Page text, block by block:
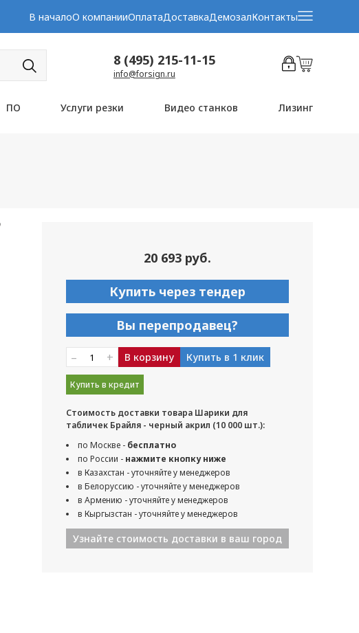
В началоО компанииОплатаДоставкаДемозалКонтакты
8 (495) 215-11-15
info@forsign.ru
ПО Услуги резки Видео станков Лизинг
20 693 руб.
Купить через тендер
Вы перепродавец?
– + В корзину Купить в 1 клик
Купить в кредит
Стоимость доставки товара Шарики для
табличек Брайля - черный акрил (10 000 шт.):
по Москве - бесплатно
по России - нажмите кнопку ниже
в Казахстан - уточняйте у менеджеров
в Белоруссию - уточняйте у менеджеров
в Армению - уточняйте у менеджеров
в Кыргызстан - уточняйте у менеджеров
Узнайте стоимость доставки в ваш город